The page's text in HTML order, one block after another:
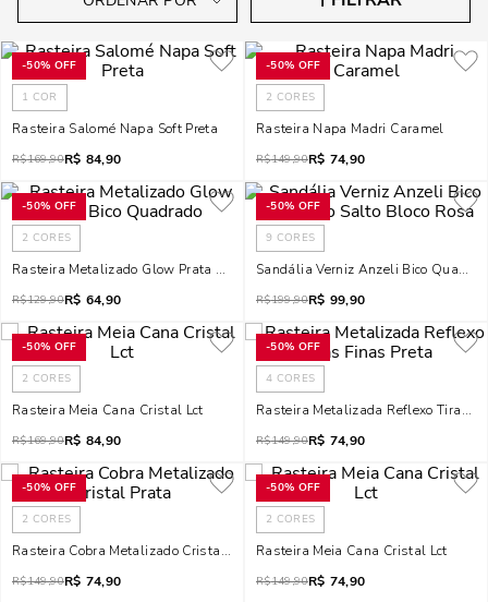
-50% OFF
1 COR
Rasteira Salomé Napa Soft Preta
R$169,90R$ 84,90
-50% OFF
2 CORES
Rasteira Napa Madri Caramel
R$149,90R$ 74,90
-50% OFF
2 CORES
Rasteira Metalizado Glow Prata Bico Quadrado
R$129,90R$ 64,90
-50% OFF
9 CORES
Sandália Verniz Anzeli Bico
R$199,90R$ 99,90
-50% OFF
2 CORES
Rasteira Meia Cana Cristal Lct
R$169,90R$ 84,90
-50% OFF
4 CORES
Rasteira Metalizada Reflexo Tiras
R$149,90R$ 74,90
-50% OFF
2 CORES
Rasteira Cobra Metalizado Cristal Prata
R$149,90R$ 74,90
-50% OFF
2 CORES
Rasteira Meia Cana Cristal Lct
R$149,90R$ 74,90